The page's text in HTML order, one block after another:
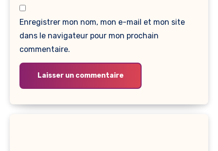
Enregistrer mon nom, mon e-mail et mon site
dans le navigateur pour mon prochain
commentaire.